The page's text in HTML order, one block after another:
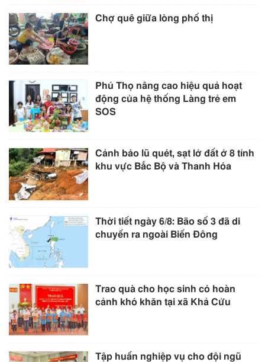
Chợ quê giữa lòng phố thị
Phú Thọ nâng cao hiệu quả hoạt
động của hệ thống Làng trẻ em
SOS
Cảnh báo lũ quét, sạt lở đất ở 8 tỉnh
khu vực Bắc Bộ và Thanh Hóa
Thời tiết ngày 6/8: Bão số 3 đã di
chuyển ra ngoài Biển Đông
Trao quà cho học sinh có hoàn
cảnh khó khăn tại xã Khả Cửu
Tập huấn nghiệp vụ cho đội ngũ